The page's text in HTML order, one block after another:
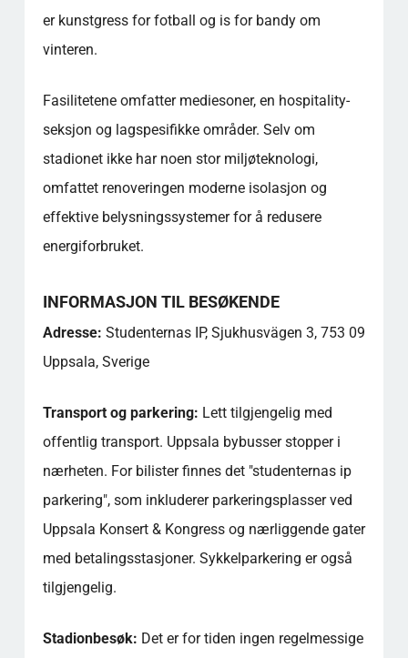
er kunstgress for fotball og is for bandy om
vinteren.
Fasilitetene omfatter mediesoner, en hospitality-
seksjon og lagspesifikke områder. Selv om
stadionet ikke har noen stor miljøteknologi,
omfattet renoveringen moderne isolasjon og
effektive belysningssystemer for å redusere
energiforbruket.
INFORMASJON TIL BESØKENDE
Adresse: Studenternas IP, Sjukhusvägen 3, 753 09
Uppsala, Sverige
Transport og parkering: Lett tilgjengelig med
offentlig transport. Uppsala bybusser stopper i
nærheten. For bilister finnes det "studenternas ip
parkering", som inkluderer parkeringsplasser ved
Uppsala Konsert & Kongress og nærliggende gater
med betalingsstasjoner. Sykkelparkering er også
tilgjengelig.
Stadionbesøk: Det er for tiden ingen regelmessige